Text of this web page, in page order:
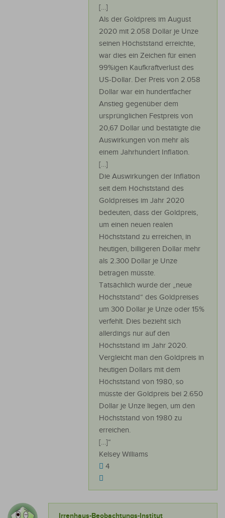
[…]
Als der Goldpreis im August
2020 mit 2.058 Dollar je Unze
seinen Höchststand erreichte,
war dies ein Zeichen für einen
99%igen Kaufkraftverlust des
US-Dollar. Der Preis von 2.058
Dollar war ein hundertfacher
Anstieg gegenüber dem
ursprünglichen Festpreis von
20,67 Dollar und bestätigte die
Auswirkungen von mehr als
einem Jahrhundert Inflation.
[…]
Die Auswirkungen der Inflation
seit dem Höchststand des
Goldpreises im Jahr 2020
bedeuten, dass der Goldpreis,
um einen neuen realen
Höchststand zu erreichen, in
heutigen, billigeren Dollar mehr
als 2.300 Dollar je Unze
betragen müsste.
Tatsächlich wurde der „neue
Höchststand“ des Goldpreises
um 300 Dollar je Unze oder 15%
verfehlt. Dies bezieht sich
allerdings nur auf den
Höchststand im Jahr 2020.
Vergleicht man den Goldpreis in
heutigen Dollars mit dem
Höchststand von 1980, so
müsste der Goldpreis bei 2.650
Dollar je Unze liegen, um den
Höchststand von 1980 zu
erreichen.
[…]“
Kelsey Williams
4
Irrenhaus-Beobachtungs-Institut